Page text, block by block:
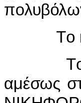
Τo
Τo vέo
αμέσως